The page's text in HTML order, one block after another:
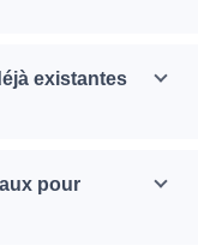
existantes
pour